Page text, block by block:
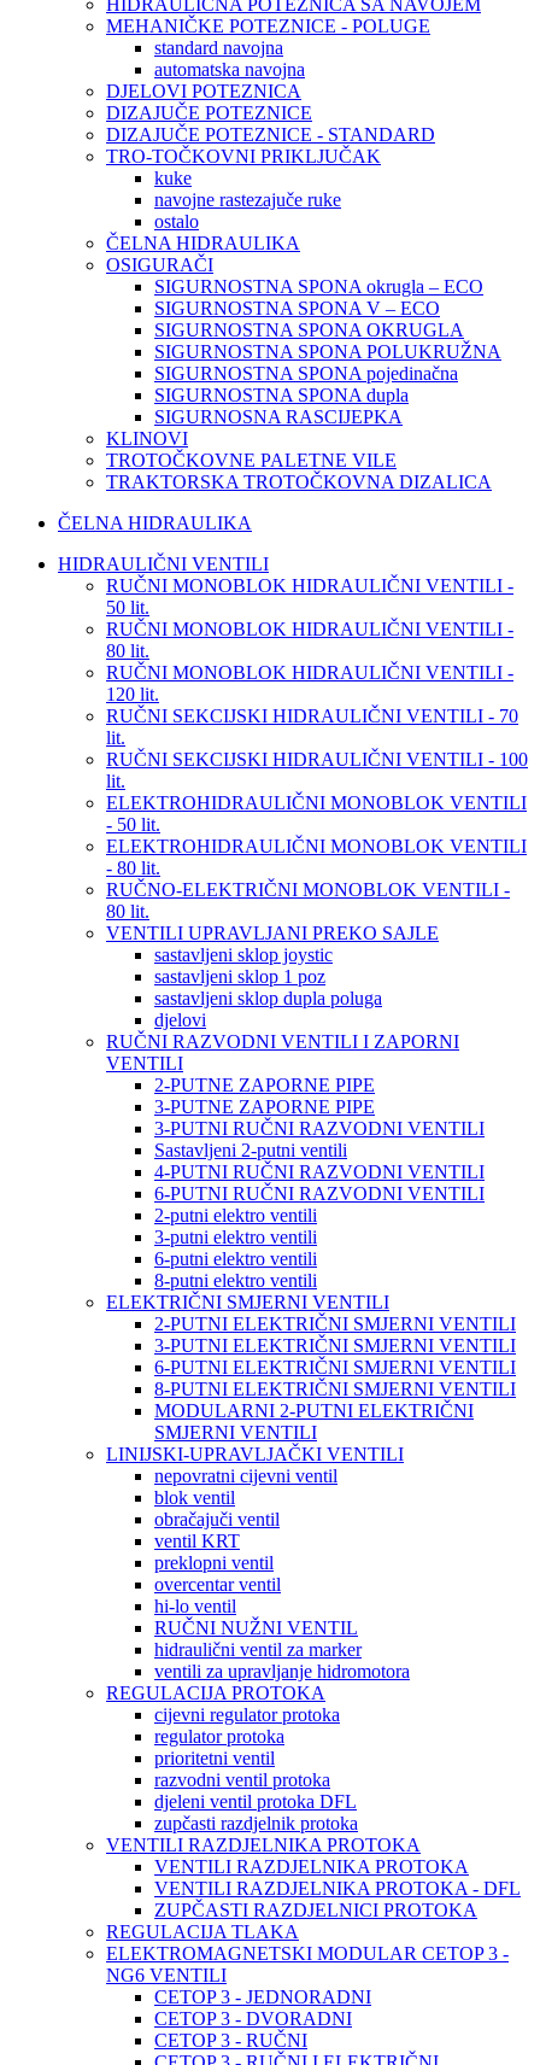
HIDRAULIČNA POTEZNICA SA NAVOJEM
MEHANIČKE POTEZNICE - POLUGE
standard navojna
automatska navojna
DJELOVI POTEZNICA
DIZAJUČE POTEZNICE
DIZAJUČE POTEZNICE - STANDARD
TRO-TOČKOVNI PRIKLJUČAK
kuke
navojne rastezajuče ruke
ostalo
ČELNA HIDRAULIKA
OSIGURAČI
SIGURNOSTNA SPONA okrugla – ECO
SIGURNOSTNA SPONA V – ECO
SIGURNOSTNA SPONA OKRUGLA
SIGURNOSTNA SPONA POLUKRUŽNA
SIGURNOSTNA SPONA pojedinačna
SIGURNOSTNA SPONA dupla
SIGURNOSNA RASCIJEPKA
KLINOVI
TROTOČKOVNE PALETNE VILE
TRAKTORSKA TROTOČKOVNA DIZALICA
ČELNA HIDRAULIKA
HIDRAULIČNI VENTILI
RUČNI MONOBLOK HIDRAULIČNI VENTILI -
50 lit.
RUČNI MONOBLOK HIDRAULIČNI VENTILI -
80 lit.
RUČNI MONOBLOK HIDRAULIČNI VENTILI -
120 lit.
RUČNI SEKCIJSKI HIDRAULIČNI VENTILI - 70
lit.
RUČNI SEKCIJSKI HIDRAULIČNI VENTILI - 100
lit.
ELEKTROHIDRAULIČNI MONOBLOK VENTILI
- 50 lit.
ELEKTROHIDRAULIČNI MONOBLOK VENTILI
- 80 lit.
RUČNO-ELEKTRIČNI MONOBLOK VENTILI -
80 lit.
VENTILI UPRAVLJANI PREKO SAJLE
sastavljeni sklop joystic
sastavljeni sklop 1 poz
sastavljeni sklop dupla poluga
djelovi
RUČNI RAZVODNI VENTILI I ZAPORNI
VENTILI
2-PUTNE ZAPORNE PIPE
3-PUTNE ZAPORNE PIPE
3-PUTNI RUČNI RAZVODNI VENTILI
Sastavljeni 2-putni ventili
4-PUTNI RUČNI RAZVODNI VENTILI
6-PUTNI RUČNI RAZVODNI VENTILI
2-putni elektro ventili
3-putni elektro ventili
6-putni elektro ventili
8-putni elektro ventili
ELEKTRIČNI SMJERNI VENTILI
2-PUTNI ELEKTRIČNI SMJERNI VENTILI
3-PUTNI ELEKTRIČNI SMJERNI VENTILI
6-PUTNI ELEKTRIČNI SMJERNI VENTILI
8-PUTNI ELEKTRIČNI SMJERNI VENTILI
MODULARNI 2-PUTNI ELEKTRIČNI
SMJERNI VENTILI
LINIJSKI-UPRAVLJAČKI VENTILI
nepovratni cijevni ventil
blok ventil
obračajuči ventil
ventil KRT
preklopni ventil
overcentar ventil
hi-lo ventil
RUČNI NUŽNI VENTIL
hidraulični ventil za marker
ventili za upravljanje hidromotora
REGULACIJA PROTOKA
cijevni regulator protoka
regulator protoka
prioritetni ventil
razvodni ventil protoka
djeleni ventil protoka DFL
zupčasti razdjelnik protoka
VENTILI RAZDJELNIKA PROTOKA
VENTILI RAZDJELNIKA PROTOKA
VENTILI RAZDJELNIKA PROTOKA - DFL
ZUPČASTI RAZDJELNICI PROTOKA
REGULACIJA TLAKA
ELEKTROMAGNETSKI MODULAR CETOP 3 -
NG6 VENTILI
CETOP 3 - JEDNORADNI
CETOP 3 - DVORADNI
CETOP 3 - RUČNI